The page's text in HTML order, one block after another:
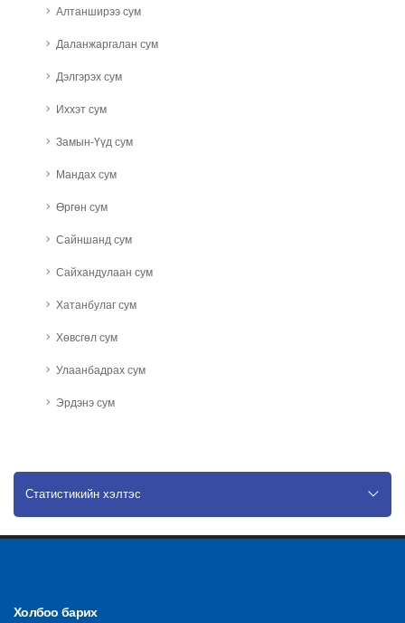
Алтанширээ сум
Даланжаргалан сум
Дэлгэрэх сум
Иххэт сум
Замын-Үүд сум
Мандах сум
Өргөн сум
Сайншанд сум
Сайхандулаан сум
Хатанбулаг сум
Хөвсгөл сум
Улаанбадрах сум
Эрдэнэ сум
Статистикийн хэлтэс
Холбоо барих